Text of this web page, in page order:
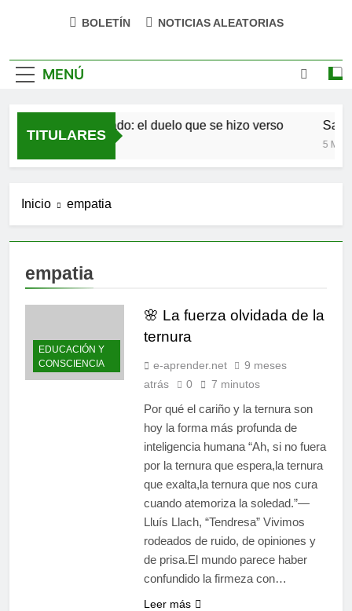
BOLETÍN NOTICIAS ALEATORIAS
MENÚ
TITULARES
Antonio Machado: el duelo que se hizo verso San
5
Inicio empatia
empatia
EDUCACIÓN Y
CONSCIENCIA
🌸 La fuerza olvidada de la
ternura
e-aprender.net
9 meses
atrás
0 7 minutos
Por qué el cariño y la ternura son
hoy la forma más profunda de
inteligencia humana “Ah, si no fuera
por la ternura que espera,la ternura
que exalta,la ternura que nos cura
cuando atemoriza la soledad.”—
Lluís Llach, “Tendresa” Vivimos
rodeados de ruido, de opiniones y
de prisa.El mundo parece haber
confundido la firmeza con…
Leer más